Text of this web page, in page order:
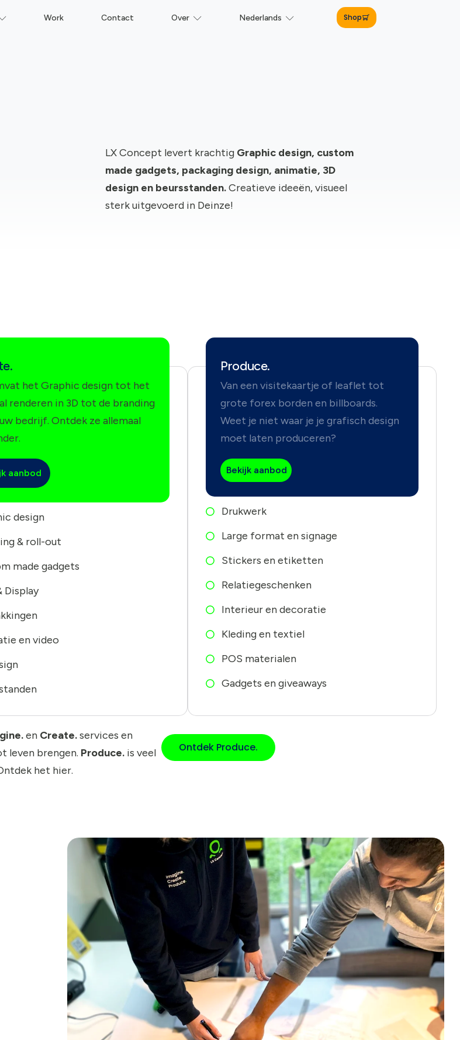
Shop
Work Contact Over Nederlands
LX Concept levert krachtig Graphic design, custom
made gadgets, packaging design, animatie, 3D
design en beursstanden.Creatieve ideeën, visueel
sterk uitgevoerd in Deinze!
het Graphic design tot het
renderen in 3D tot de branding
bedrijf. Ontdek ze allemaal
aanbod
design
& roll-out
made gadgets
Display
en video
Produce.
Van een visitekaartje of leaflet tot
grote forex borden en billboards.
Weet je niet waar je je grafisch design
moet laten produceren?
Bekijk aanbod
Drukwerk
Large format en signage
Stickers en etiketten
Relatiegeschenken
Interieur en decoratie
Kleding en textiel
POS materialen
Gadgets en giveaways
en Create.services en
leven brengen. Produce.is veel
het hier.
Ontdek Produce.